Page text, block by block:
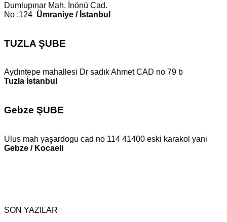
Dumlupınar Mah. İnönü Cad.
No :124 Ümraniye / İstanbul
TUZLA ŞUBE
Aydıntepe mahallesi Dr sadık Ahmet CAD no 79 b
Tuzla İstanbul
Gebze ŞUBE
Ulus mah yaşardogu cad no 114 41400 eski karakol yani
Gebze / Kocaeli
SON YAZILAR